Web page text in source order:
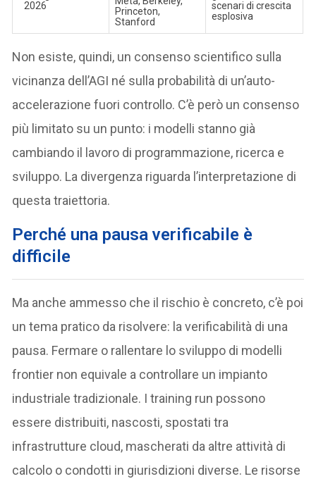
2026
Princeton,
Stanford
scenari di crescita
esplosiva
Non esiste, quindi, un consenso scientifico sulla
vicinanza dell’AGI né sulla probabilità di un’auto-
accelerazione fuori controllo. C’è però un consenso
più limitato su un punto: i modelli stanno già
cambiando il lavoro di programmazione, ricerca e
sviluppo. La divergenza riguarda l’interpretazione di
questa traiettoria.
Perché una pausa verificabile è
difficile
Ma anche ammesso che il rischio è concreto, c’è poi
un tema pratico da risolvere: la verificabilità di una
pausa. Fermare o rallentare lo sviluppo di modelli
frontier non equivale a controllare un impianto
industriale tradizionale. I training run possono
essere distribuiti, nascosti, spostati tra
infrastrutture cloud, mascherati da altre attività di
calcolo o condotti in giurisdizioni diverse. Le risorse